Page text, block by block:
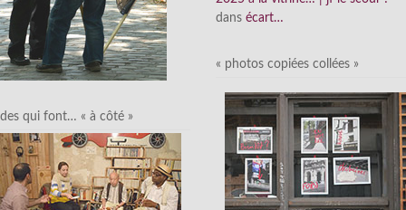
des qui font… « à côté »
dans écart…
« photos copiées collées »